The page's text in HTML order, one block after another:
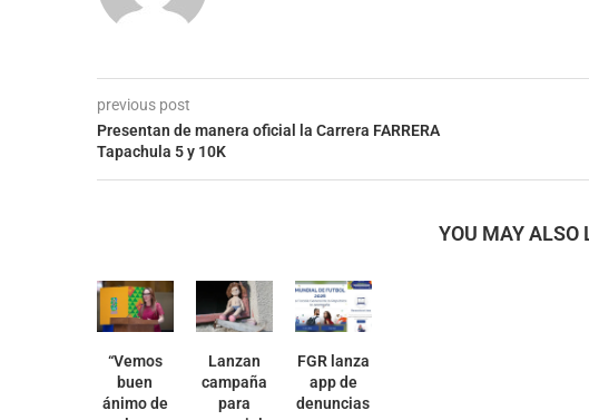
previous post
Presentan de manera oficial la Carrera FARRERA
Tapachula 5 y 10K
YOU MAY ALSO
“Vemos
buen
ánimo de
Lanzan
campaña
para
FGR lanza
app de
denuncias